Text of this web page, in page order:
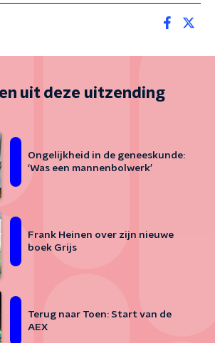
uit deze uitzending
Ongelijkheid in de geneeskunde:
‘Was een mannenbolwerk’
Frank Heinen over zijn nieuwe
boek Grijs
Terug naar Toen: Start van de
AEX